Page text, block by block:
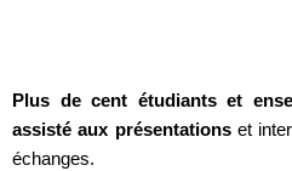
Plus de cent étudiants et
assisté aux présentationset
échanges.